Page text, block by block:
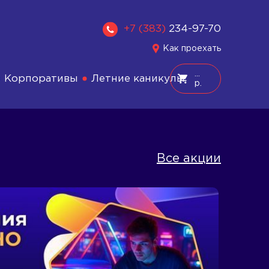
+7 (383) 234-97-70
Как проехать
Корпоративы Летние каникулы
р.
Все акции